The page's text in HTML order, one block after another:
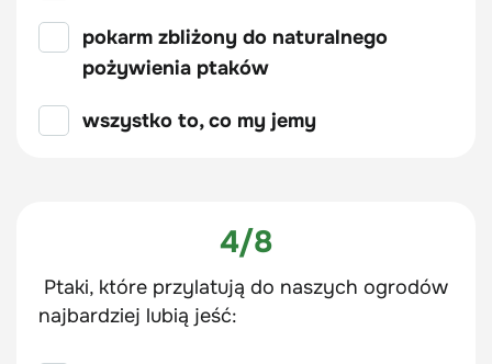
pokarm zbliżony do naturalnego
pożywienia ptaków
wszystko to, co my jemy
4/8
Ptaki, które przylatują do naszych ogrodów
najbardziej lubią jeść: